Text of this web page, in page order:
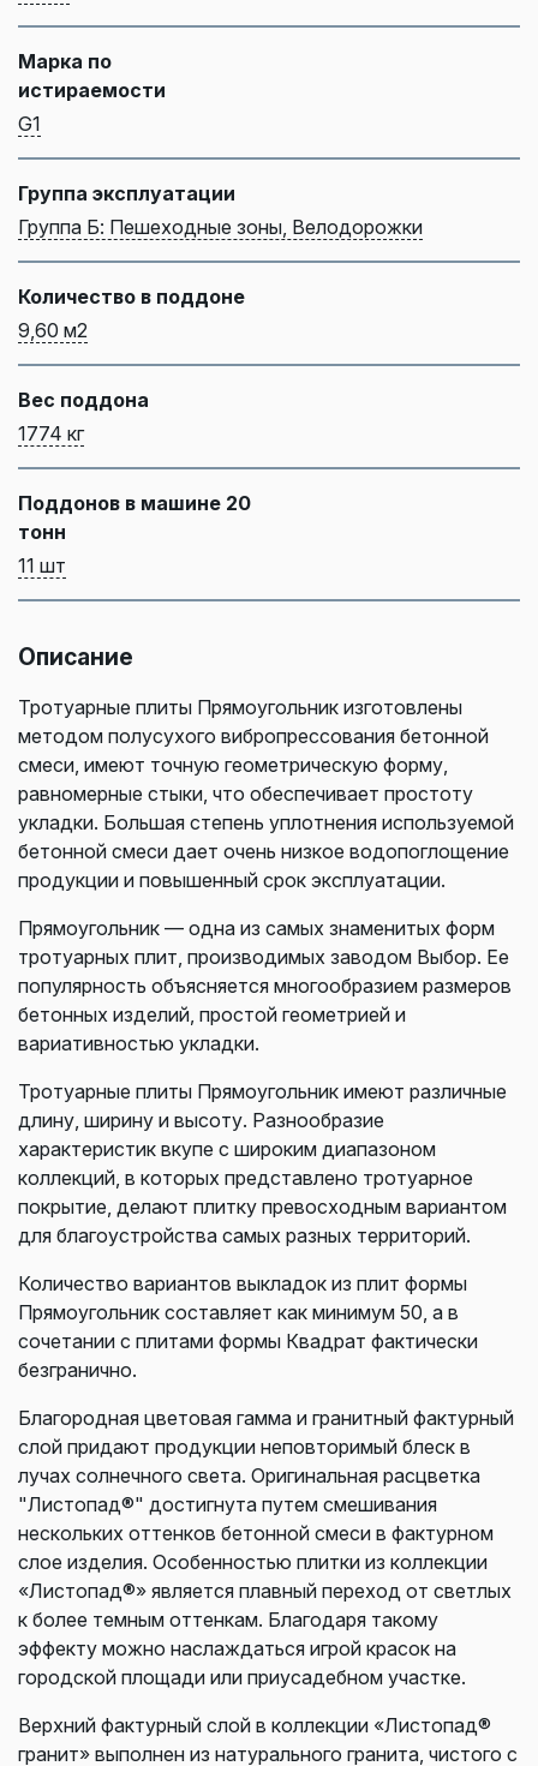
Марка по
истираемости
G1
Группа эксплуатации
Группа Б: Пешеходные зоны, Велодорожки
Количество в поддоне
9,60 м2
Вес поддона
1774 кг
Поддонов в машине 20
тонн
11 шт
Описание
Тротуарные плиты Прямоугольник изготовлены
методом полусухого вибропрессования бетонной
смеси, имеют точную геометрическую форму,
равномерные стыки, что обеспечивает простоту
укладки. Большая степень уплотнения используемой
бетонной смеси дает очень низкое водопоглощение
продукции и повышенный срок эксплуатации.
Прямоугольник — одна из самых знаменитых форм
тротуарных плит, производимых заводом Выбор. Ее
популярность объясняется многообразием размеров
бетонных изделий, простой геометрией и
вариативностью укладки.
Тротуарные плиты Прямоугольник имеют различные
длину, ширину и высоту. Разнообразие
характеристик вкупе с широким диапазоном
коллекций, в которых представлено тротуарное
покрытие, делают плитку превосходным вариантом
для благоустройства самых разных территорий.
Количество вариантов выкладок из плит формы
Прямоугольник составляет как минимум 50, а в
сочетании с плитами формы Квадрат фактически
безгранично.
Благородная цветовая гамма и гранитный фактурный
слой придают продукции неповторимый блеск в
лучах солнечного света. Оригинальная расцветка
"Листопад®" достигнута путем смешивания
нескольких оттенков бетонной смеси в фактурном
слое изделия. Особенностью плитки из коллекции
«Листопад®» является плавный переход от светлых
к более темным оттенкам. Благодаря такому
эффекту можно наслаждаться игрой красок на
городской площади или приусадебном участке.
Верхний фактурный слой в коллекции «Листопад®
гранит» выполнен из натурального гранита, чистого с